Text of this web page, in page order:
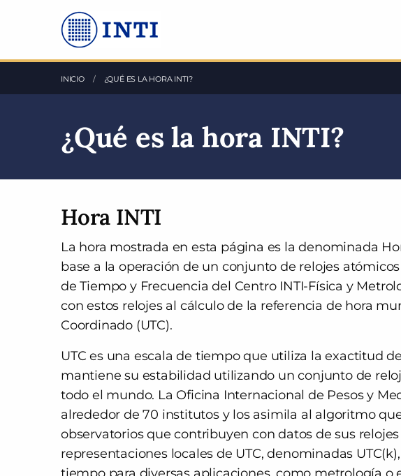
Saltea al Contenido principal
INICIO ACTUAL:
¿QUÉ ES LA HORA INTI?
¿Qué es la hora INTI?
Hora INTI
La hora mostrada en esta página es la denominada
base a la operación de un conjunto de relojes
de Tiempo y Frecuencia del Centro INTI-Física y
con estos relojes al cálculo de la referencia de hora
Coordinado (UTC).
UTC es una escala de tiempo que utiliza la exactitud
mantiene su estabilidad utilizando un conjunto de
todo el mundo. La Oficina Internacional de Pesos y
alrededor de 70 institutos y los asimila al algoritmo
observatorios que contribuyen con datos de sus
representaciones locales de UTC, denominadas
tiempo para diversas aplicaciones, como metrología o